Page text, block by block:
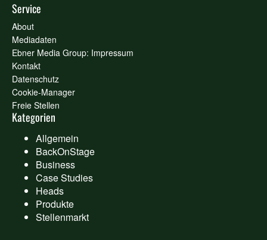
Service
About
Mediadaten
Ebner Media Group: Impressum
Kontakt
Datenschutz
Cookie-Manager
Freie Stellen
Kategorien
Allgemein
BackOnStage
Business
Case Studies
Heads
Produkte
Stellenmarkt